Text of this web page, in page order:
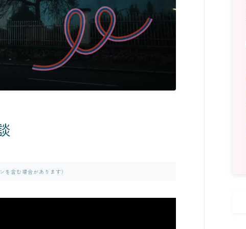
を含む場合があります）